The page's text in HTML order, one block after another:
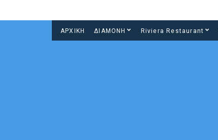
ΑΡΧΙΚΗ ΔΙΑΜΟΝΗ Riviera Restaurant